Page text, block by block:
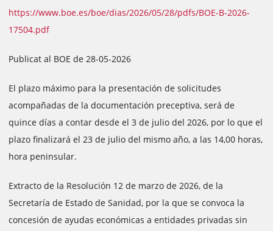
https://www.boe.es/boe/dias/2026/05/28/pdfs/BOE-B-2026-
17504.pdf
Publicat al BOE de 28-05-2026
El plazo máximo para la presentación de solicitudes
acompañadas de la documentación preceptiva, será de
quince días a contar desde el 3 de julio del 2026, por lo que el
plazo finalizará el 23 de julio del mismo año, a las 14,00 horas,
hora peninsular.
Extracto de la Resolución 12 de marzo de 2026, de la
Secretaría de Estado de Sanidad, por la que se convoca la
concesión de ayudas económicas a entidades privadas sin